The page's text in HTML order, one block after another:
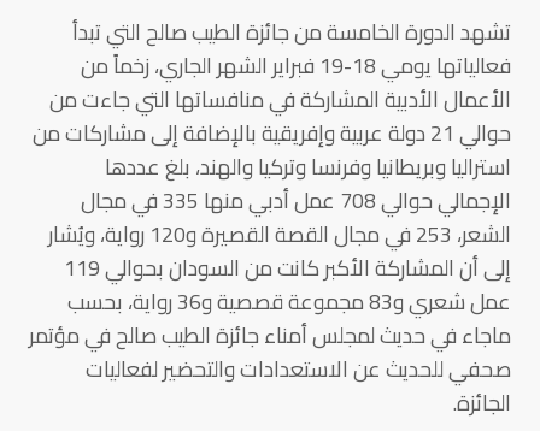
تشهد الدورة الخامسة من جائزة الطيب صالح التي تبدأ
فعالياتها يومي 18-19 فبراير الشهر الجاري، زخماً من
الأعمال الأدبية المشاركة في منافساتها التي جاءت من
حوالي 21 دولة عربية وإفريقية بالإضافة إلى مشاركات من
استراليا وبريطانيا وفرنسا وتركيا والهند، بلغ عددها
الإجمالي حوالي 708 عمل أدبي منها 335 في مجال
الشعر، 253 في مجال القصة القصيرة و120 رواية، ويُشار
إلى أن المشاركة الأكبر كانت من السودان بحوالي 119
عمل شعري و83 مجموعة قصصية و36 رواية، بحسب
ماجاء في حديث لمجلس أمناء جائزة الطيب صالح في مؤتمر
صحفي للحديث عن الاستعدادات والتحضير لفعاليات
الجائزة.